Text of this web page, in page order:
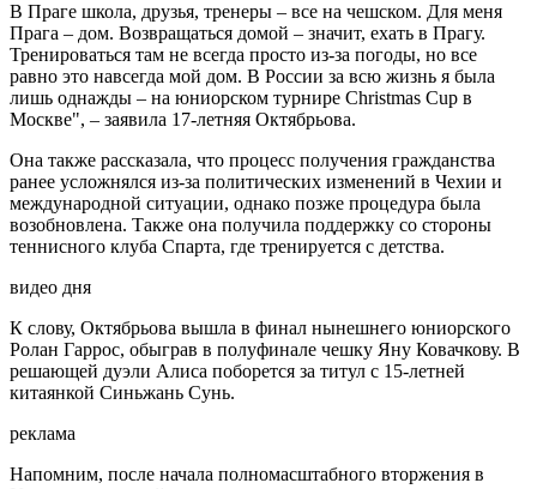
В Праге школа, друзья, тренеры – все на чешском. Для меня
Прага – дом. Возвращаться домой – значит, ехать в Прагу.
Тренироваться там не всегда просто из-за погоды, но все
равно это навсегда мой дом. В России за всю жизнь я была
лишь однажды – на юниорском турнире Christmas Cup в
Москве", – заявила 17-летняя Октябрьова.
Она также рассказала, что процесс получения гражданства
ранее усложнялся из-за политических изменений в Чехии и
международной ситуации, однако позже процедура была
возобновлена. Также она получила поддержку со стороны
теннисного клуба Спарта, где тренируется с детства.
видео дня
К слову, Октябрьова вышла в финал нынешнего юниорского
Ролан Гаррос, обыграв в полуфинале чешку Яну Ковачкову. В
решающей дуэли Алиса поборется за титул с 15-летней
китаянкой Синьжань Сунь.
реклама
Напомним, после начала полномасштабного вторжения в